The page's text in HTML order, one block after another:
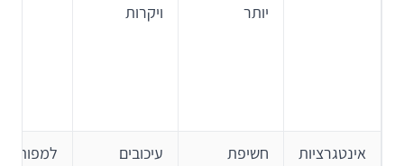
יותר
ויקרות
אינטגרציות
חשיפת
עיכובים
למפות